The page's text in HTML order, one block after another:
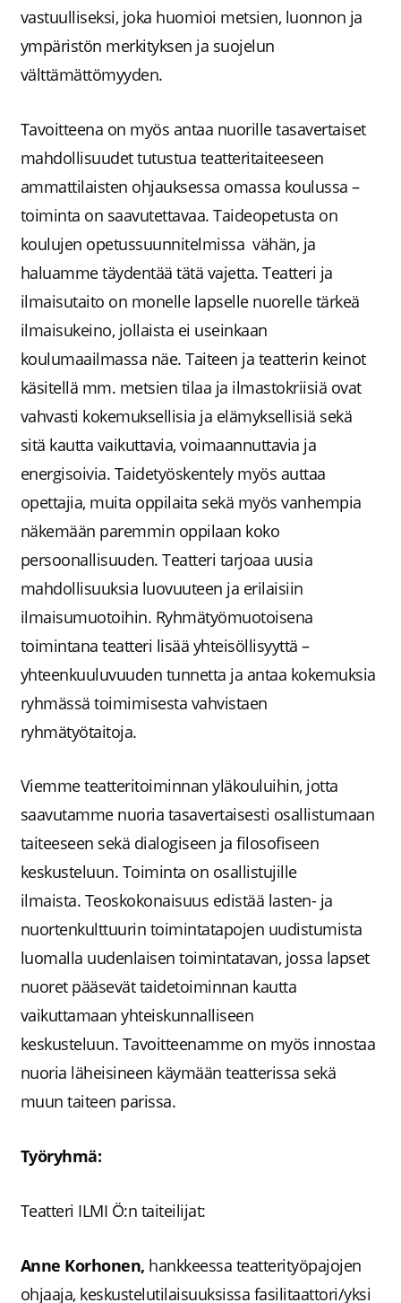
vastuulliseksi, joka huomioi metsien, luonnon ja
ympäristön merkityksen ja suojelun
välttämättömyyden.
Tavoitteena on myös antaa nuorille tasavertaiset
mahdollisuudet tutustua teatteritaiteeseen
ammattilaisten ohjauksessa omassa koulussa –
toiminta on saavutettavaa. Taideopetusta on
koulujen opetussuunnitelmissa vähän, ja
haluamme täydentää tätä vajetta. Teatteri ja
ilmaisutaito on monelle lapselle nuorelle tärkeä
ilmaisukeino, jollaista ei useinkaan
koulumaailmassa näe. Taiteen ja teatterin keinot
käsitellä mm. metsien tilaa ja ilmastokriisiä ovat
vahvasti kokemuksellisia ja elämyksellisiä sekä
sitä kautta vaikuttavia, voimaannuttavia ja
energisoivia. Taidetyöskentely myös auttaa
opettajia, muita oppilaita sekä myös vanhempia
näkemään paremmin oppilaan koko
persoonallisuuden. Teatteri tarjoaa uusia
mahdollisuuksia luovuuteen ja erilaisiin
ilmaisumuotoihin. Ryhmätyömuotoisena
toimintana teatteri lisää yhteisöllisyyttä –
yhteenkuuluvuuden tunnetta ja antaa kokemuksia
ryhmässä toimimisesta vahvistaen
ryhmätyötaitoja.
Viemme teatteritoiminnan yläkouluihin, jotta
saavutamme nuoria tasavertaisesti osallistumaan
taiteeseen sekä dialogiseen ja filosofiseen
keskusteluun. Toiminta on osallistujille
ilmaista. Teoskokonaisuus edistää lasten- ja
nuortenkulttuurin toimintatapojen uudistumista
luomalla uudenlaisen toimintatavan, jossa lapset
nuoret pääsevät taidetoiminnan kautta
vaikuttamaan yhteiskunnalliseen
keskusteluun. Tavoitteenamme on myös innostaa
nuoria läheisineen käymään teatterissa sekä
muun taiteen parissa.
Työryhmä:
Teatteri ILMI Ö:n taiteilijat:
Anne Korhonen, hankkeessa teatterityöpajojen
ohjaaja, keskustelutilaisuuksissa fasilitaattori/yksi